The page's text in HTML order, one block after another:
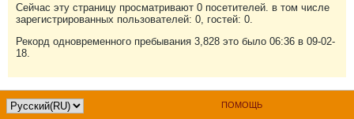
Сейчас эту страницу просматривают 0 посетителей. в том числе
зарегистрированных пользователей: 0, гостей: 0.
Рекорд одновременного пребывания 3,828 это было 06:36 в 09-02-
18.
ПОМОЩЬ